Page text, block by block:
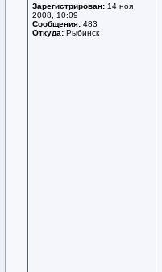
Зарегистрирован: 14 ноя
2008, 10:09
Сообщения: 483
Откуда: Рыбинск